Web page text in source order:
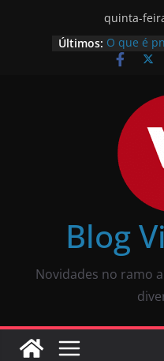
quinta-
Últimos: O que é
Vale a
JBL
completa
O som
Review
Som
tela: como
Blog
Novidades no ramo